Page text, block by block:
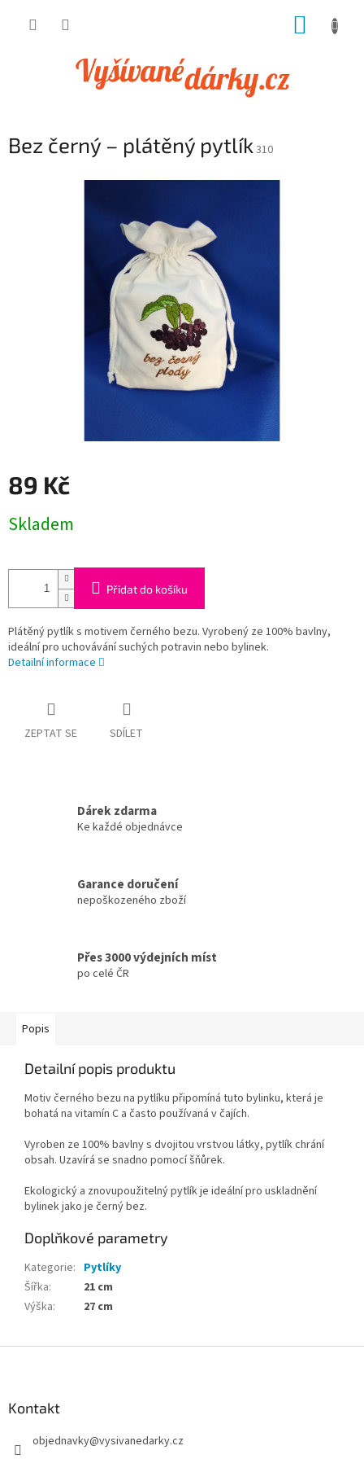
Bez černý – plátěný pytlík 310
89 Kč
cena:
Skladem
Přidat do košíku
Plátěný pytlík s motivem černého bezu. Vyrobený ze 100% bavlny,
ideální pro uchovávání suchých potravin nebo bylinek.
Detailní informace
ZEPTAT SE SDÍLET
Dárek zdarma
Ke každé objednávce
Garance doručení
nepoškozeného zboží
Přes 3000 výdejních míst
po celé ČR
Popis
Detailní popis produktu
Motiv černého bezu na pytlíku připomíná tuto bylinku, která je
bohatá na vitamín C a často používaná v čajích.
Vyroben ze 100% bavlny s dvojitou vrstvou látky, pytlík chrání
obsah. Uzavírá se snadno pomocí šňůrek.
Ekologický a znovupoužitelný pytlík je ideální pro uskladnění
bylinek jako je černý bez.
Doplňkové parametry
Kategorie: Pytlíky
Šířka:
21 cm
Výška: 27 cm
Kontakt
objednavky@vysivanedarky.cz